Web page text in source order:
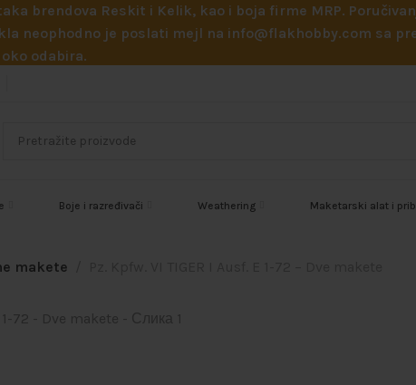
brendova Reskit i Kelik, kao i boja firme MRP.
neophodno je poslati mejl na info@flakhobby.com sa
odabira.
Boje i razređivači Weathering Maketarski alat i
makete